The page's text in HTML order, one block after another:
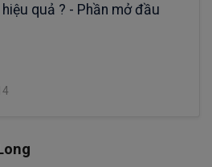
quả ? - Phần mở đầu